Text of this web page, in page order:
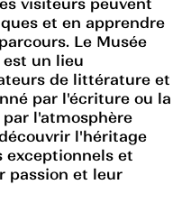
et en apprendre
Le Musée
un lieu
de littérature et
par l'écriture ou la
l'atmosphère
l'héritage
exceptionnels et
passion et leur